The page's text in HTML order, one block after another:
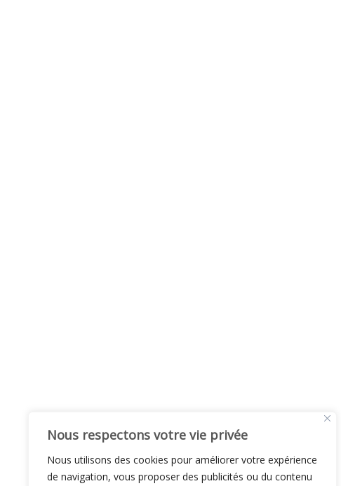
Nous respectons votre vie privée
Nous utilisons des cookies pour améliorer votre expérience
de navigation, vous proposer des publicités ou du contenu